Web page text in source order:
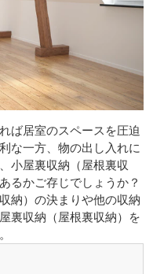
ば居室のスペースを圧迫
な一方、物の出し入れに
小屋裏収納（屋根裏収
るかご存じでしょうか？
納）の決まりや他の収納
裏収納（屋根裏収納）を